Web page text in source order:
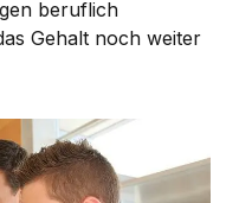
beruflich
Gehalt noch weiter